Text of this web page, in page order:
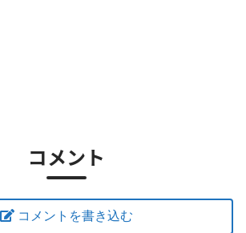
コメント
コメントを書き込む